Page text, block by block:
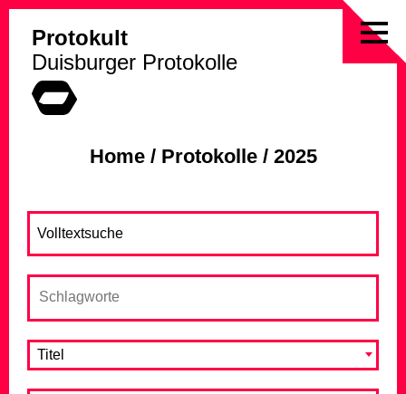
to
Protokult
Duisburger Protokolle
Home/ Protokolle/ 2025
Titel